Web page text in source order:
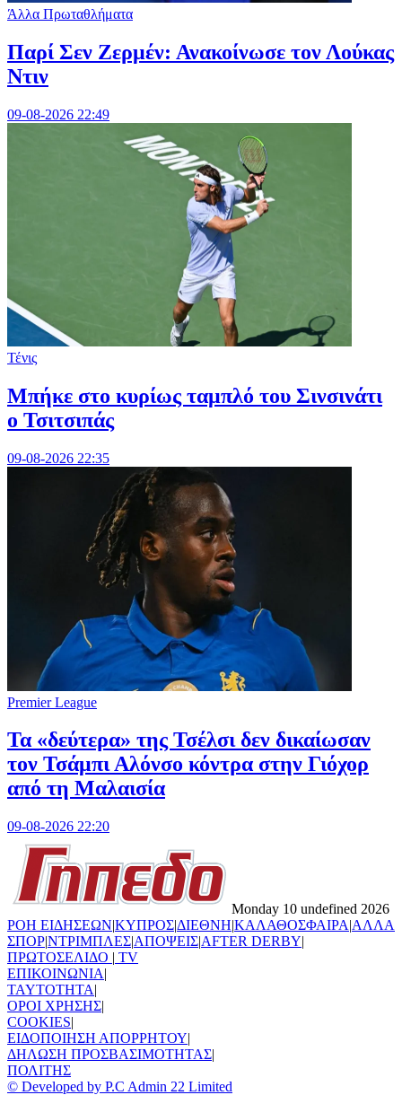
Άλλα Πρωταθλήματα
Παρί Σεν Ζερμέν: Ανακοίνωσε τον Λούκας
Ντιν
09-08-2026 22:49
Τένις
Mπήκε στο κυρίως ταμπλό του Σινσινάτι
ο Τσιτσιπάς
09-08-2026 22:35
Premier League
Τα «δεύτερα» της Τσέλσι δεν δικαίωσαν
τον Τσάμπι Αλόνσο κόντρα στην Γιόχορ
από τη Μαλαισία
09-08-2026 22:20
Monday 10 undefined 2026
ΡΟΗ ΕΙΔΗΣΕΩΝ|ΚΥΠΡΟΣ|ΔΙΕΘΝΗ|ΚΑΛΑΘΟΣΦΑΙΡΑ|ΑΛΛΑ
ΣΠΟΡ|ΝΤΡΙΜΠΛΕΣ|ΑΠΟΨΕΙΣ|AFTER DERBY|
ΠΡΩΤΟΣΕΛΙΔΟ | TV
ΕΠΙΚΟΙΝΩΝΙΑ|
TAYTOTHTA|
ΟΡΟΙ ΧΡΗΣΗΣ|
COOKIES|
ΕΙΔΟΠΟΙΗΣΗ ΑΠΟΡΡΗΤΟΥ|
ΔΗΛΩΣΗ ΠΡΟΣΒΑΣΙΜΟΤΗΤΑΣ|
ΠΟΛΙΤΗΣ
© Developed by P.C Admin 22 Limited